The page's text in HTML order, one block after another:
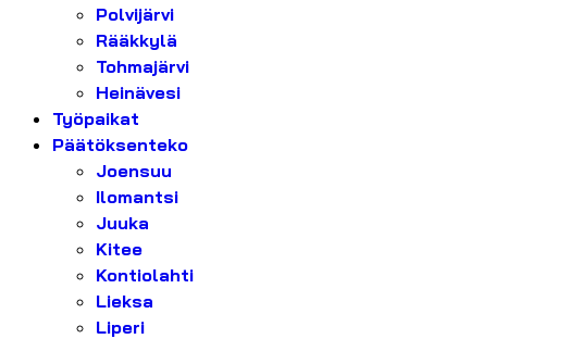
Polvijärvi
Rääkkylä
Tohmajärvi
Heinävesi
Työpaikat
Päätöksenteko
Joensuu
Ilomantsi
Juuka
Kitee
Kontiolahti
Lieksa
Liperi